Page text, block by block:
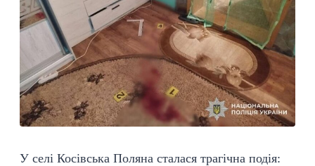
У селі Косівська Поляна сталася трагічна подія: